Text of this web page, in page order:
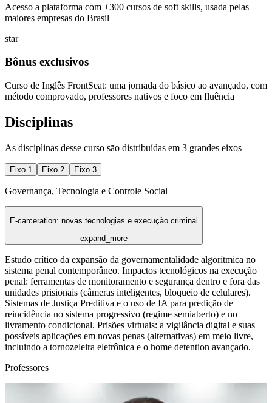
Acesso a plataforma com +300 cursos de soft skills, usada pelas
maiores empresas do Brasil
star
Bônus exclusivos
Curso de Inglês FrontSeat: uma jornada do básico ao avançado, com
método comprovado, professores nativos e foco em fluência
Disciplinas
As disciplinas desse curso sāo distribuídas em 3 grandes eixos
Eixo 1 Eixo 2 Eixo 3
Governança, Tecnologia e Controle Social
E-carceration: novas tecnologias e execução criminal
expand_more
Estudo crítico da expansão da governamentalidade algorítmica no
sistema penal contemporâneo. Impactos tecnológicos na execução
penal: ferramentas de monitoramento e segurança dentro e fora das
unidades prisionais (câmeras inteligentes, bloqueio de celulares).
Sistemas de Justiça Preditiva e o uso de IA para predição de
reincidência no sistema progressivo (regime semiaberto) e no
livramento condicional. Prisões virtuais: a vigilância digital e suas
possíveis aplicações em novas penas (alternativas) em meio livre,
incluindo a tornozeleira eletrônica e o home detention avançado.
Professores